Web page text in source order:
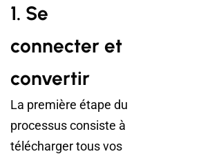
1. Se
connecter et
convertir
La première étape du
processus consiste à
télécharger tous vos